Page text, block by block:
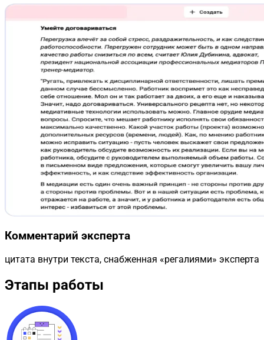
Комментарий эксперта
цитата внутри текста, снабженная «регалиями» эксперта
Этапы работы